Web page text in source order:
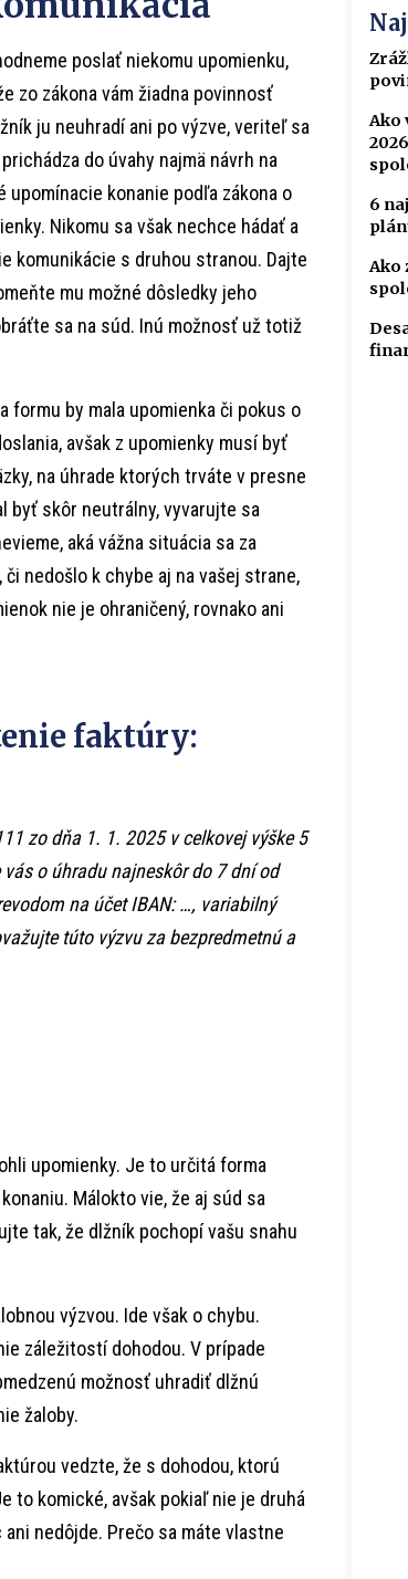
poslať niekomu upomienku,
zo zákona vám žiadna povinnosť
ju neuhradí ani po výzve, veriteľ sa
do úvahy najmä návrh na
konanie podľa zákona o
Nikomu sa však nechce hádať a
komunikácie s druhou stranou. Dajte
mu možné dôsledky jeho
sa na súd. Inú možnosť už totiž
formu by mala upomienka či pokus o
avšak z upomienky musí byť
na úhrade ktorých trváte v presne
byť skôr neutrálny, vyvarujte sa
aká vážna situácia sa za
nedošlo k chybe aj na vašej strane,
nie je ohraničený, rovnako ani
faktúry:
zo dňa 1. 1. 2025 v celkovej výške 5
o úhradu najneskôr do 7 dní od
na účet IBAN: …, variabilný
túto výzvu za bezpredmetnú a
upomienky. Je to určitá forma
Málokto vie, že aj súd sa
tak, že dlžník pochopí vašu snahu
výzvou. Ide však o chybu.
záležitostí dohodou. V prípade
možnosť uhradiť dlžnú
žaloby.
vedzte, že s dohodou, ktorú
to komické, avšak pokiaľ nie je druhá
nedôjde. Prečo sa máte vlastne
Ako
6
Ako